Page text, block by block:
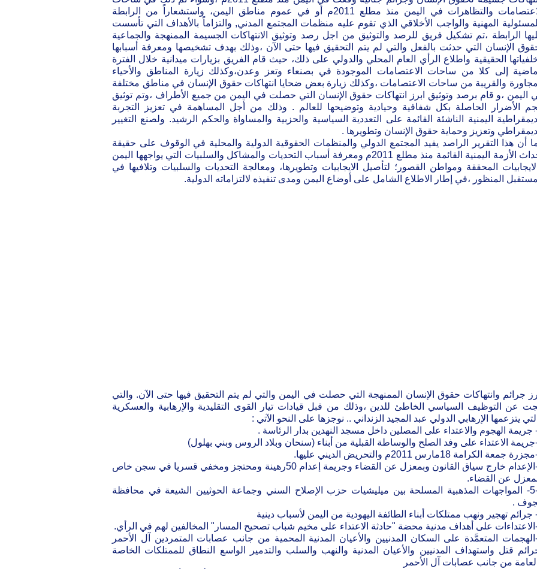
الاعتصامات والتظاهرات في اليمن منذ مطلع 2011م أو في عموم مناطق اليمن، واستشعاراً من الرابطة
المهنية والواجب الأخلاقي الذي تقوم عليه منظمات المجتمع المدني, والتزاماً بالأهداف التي تأسست
الرابطة ،تم تشكيل فريق للرصد والتوثيق من اجل رصد وتوثيق الانتهاكات الجسيمة الممنهجة والجماعية
الإنسان التي حدثت بالفعل والتي لم يتم التحقيق فيها حتى الآن ،وذلك بهدف تشخيصها ومعرفة أسبابها
الحقيقية واطلاع الرأي العام المحلي والدولي على ذلك، حيث قام الفريق بزيارات ميدانية خلال الفترة
إلى كلا من ساحات الاعتصامات الموجودة في بصنعاء وتعز وعدن،وكذلك زيارة المناطق والأحياء
والقريبة من ساحات الاعتصامات ،وكذلك زيارة بعض ضحايا انتهاكات حقوق الإنسان في مناطق مختلفة
اليمن ،و قام برصد وتوثيق ابرز انتهاكات حقوق الإنسان التي حصلت في اليمن من جميع الأطراف ،وتم توثيق
الأضرار الحاصلة بكل شفافية وحيادية وتوضيحها للعالم . وذلك من أجل المساهمة في تعزيز التجربة
اليمنية الناشئة القائمة على التعددية السياسية والحزبية والمساواة والحكم الرشيد. ولصنع التغيير
وتعزيز وحماية حقوق الإنسان وتطويرها .
أن هذا التقرير الراصد يفيد المجتمع الدولي والمنظمات الحقوقية الدولية والمحلية في الوقوف على حقيقة
أحداث الأزمة اليمنية القائمة منذ مطلع 2011م ومعرفة أسباب التحديات والمشاكل والسلبيات التي يواجهها اليمن
المحققة ومواطن القصور؛ لتأصيل الايجابيات وتطويرها، ومعالجة التحديات والسلبيات وتلافيها في
المنظور ،في إطار الاطلاع الشامل على أوضاع اليمن ومدى تنفيذه لالتزاماته الدولية.
جرائم وانتهاكات حقوق الإنسان الممنهجة التي حصلت في اليمن والتي لم يتم التحقيق فيها حتى الآن. والتي
عن التوظيف السياسي الخاطئ للدين ،وذلك من قبل قيادات تيار القوى التقليدية والإرهابية والعسكرية
يتزعمها الإرهابي الدولي عبد المجيد الزنداني .. نوجزها على النحو الآتي :
4-الإعدام خارج سياق القانون وبمعزل عن القضاء وجريمة إعدام 50رهينة ومحتجز ومخفي قسريا في سجن خاص
عن القضاء.
5-5- المواجهات المذهبية المسلحة بين ميليشيات حزب الإصلاح السني وجماعة الحوثيين الشيعة في محافظة
.
الهجمات المتعمَّدة على السكان المدنيين والأعيان المدنية المحمية من جانب عصابات المتمردين آل الأحمر
قتل واستهداف المدنيين والأعيان المدنية والنهب والسلب والتدمير الواسع النطاق للممتلكات الخاصة
من جانب عصابات آل الأحمر